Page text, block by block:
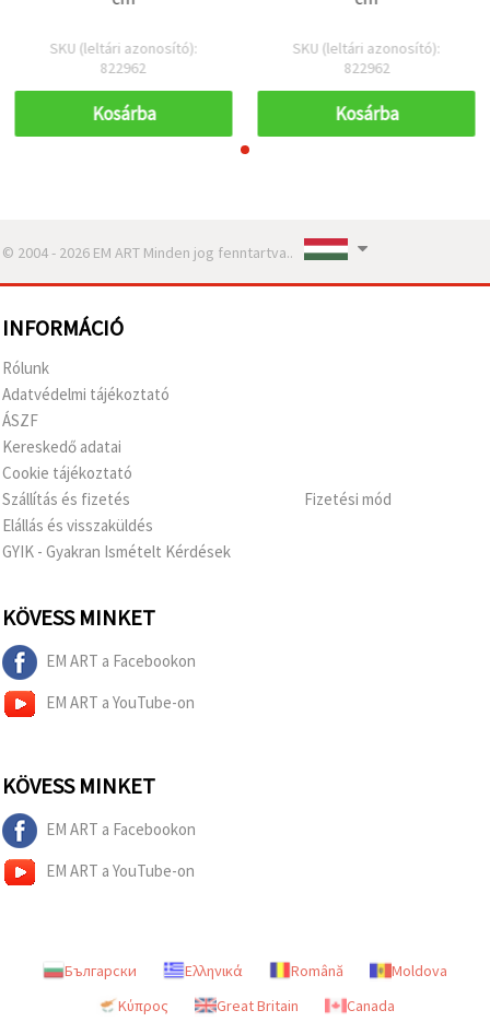
SKU (leltári azonosító):
822962
Kosárba
SKU (leltári azonosító):
822962
Kosárba
© 2004 - 2026 EM ART Minden jog fenntartva..
INFORMÁCIÓ
Rólunk
Adatvédelmi tájékoztató
ÁSZF
Kereskedő adatai
Cookie tájékoztató
Szállítás és fizetés
Elállás és visszaküldés
GYIK - Gyakran Ismételt Kérdések
Fizetési mód
KÖVESS MINKET
EM ART a Facebookon
EM ART a YouTube-on
KÖVESS MINKET
EM ART a Facebookon
EM ART a YouTube-on
Български Ελληνικά Română
Moldova
Κύπρος
Great Britain Canada